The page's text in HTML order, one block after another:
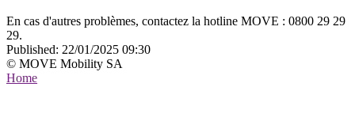
En cas d'autres problèmes, contactez la hotline MOVE : 0800 29 29
29.
Published: 22/01/2025 09:30
© MOVE Mobility SA
Home